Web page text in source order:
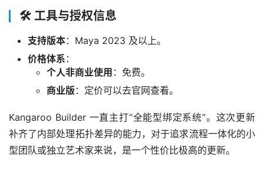
🛠️ 工具与授权信息
支持版本：Maya 2023 及以上。
价格体系 ：
个人非商业使用 ：免费。
商业版：定价可以去官网查看。
Kangaroo Builder 一直主打“全能型绑定系统”。这次更新
补齐了内部处理拓扑差异的能力，对于追求流程一体化的小
型团队或独立艺术家来说，是一个性价比极高的更新。